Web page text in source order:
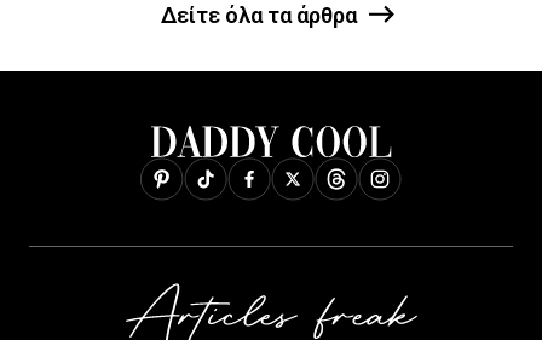
Δείτε όλα τα άρθρα